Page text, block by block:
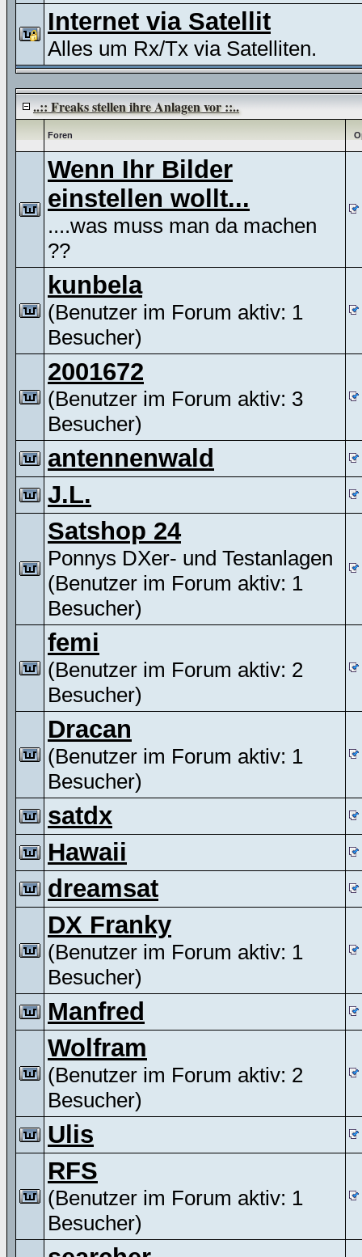
Internet via Satellit
Alles um Rx/Tx via Satelliten.
..:: Freaks stellen ihre Anlagen vor ::..
Foren
Wenn Ihr Bilder
einstellen wollt...
....was muss man da machen
??
kunbela
(Benutzer im Forum aktiv: 1
Besucher)
2001672
(Benutzer im Forum aktiv: 3
Besucher)
antennenwald
J.L.
Satshop 24
Ponnys DXer- und Testanlagen
(Benutzer im Forum aktiv: 1
Besucher)
femi
(Benutzer im Forum aktiv: 2
Besucher)
Dracan
(Benutzer im Forum aktiv: 1
Besucher)
satdx
Hawaii
dreamsat
DX Franky
(Benutzer im Forum aktiv: 1
Besucher)
Manfred
Wolfram
(Benutzer im Forum aktiv: 2
Besucher)
Ulis
RFS
(Benutzer im Forum aktiv: 1
Besucher)